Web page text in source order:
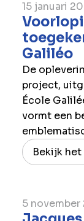
15 januari
Galiléo
De
project,
École
vormt een
Bekijk
5 november